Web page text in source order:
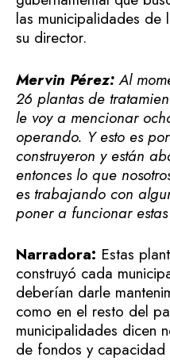
las municipalidades de
su director.
Mervin Pérez:Al
26 plantas de
le voy a mencionar
operando. Y esto es
construyeron y están
entonces lo que
es trabajando con
poner a funcionar
Narradora: Estas
construyó cada
deberían darle
como en el resto del
municipalidades dicen
de fondos y capacidad